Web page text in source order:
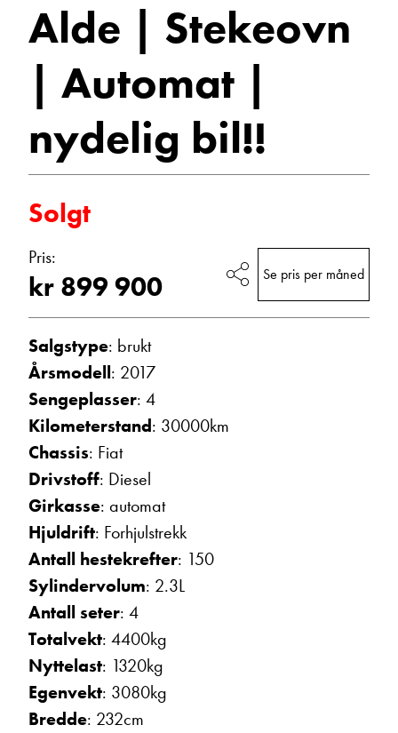
nydelig
bil!!
2017
Bobiler
Hva gjelder det?
Beskrivelse
Denne siden er beskyttet av reCAPTCHA og Google
Alde | Stekeovn
| Automat |
nydelig bil!!
Solgt
Pris:
kr 899 900 Se pris per måned
Salgstype: brukt
Årsmodell: 2017
Sengeplasser: 4
Kilometerstand: 30000km
Chassis: Fiat
Drivstoff: Diesel
Girkasse: automat
Hjuldrift: Forhjulstrekk
Antall hestekrefter: 150
Sylindervolum: 2.3L
Antall seter: 4
Totalvekt: 4400kg
Nyttelast: 1320kg
Egenvekt: 3080kg
Bredde: 232cm